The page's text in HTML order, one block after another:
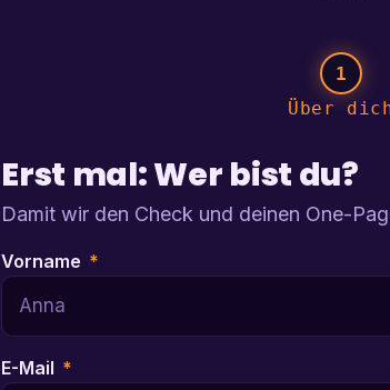
1
Über
Erst mal: Wer bist du?
Damit wir den Check und deinen One-
Vorname *
E-Mail *